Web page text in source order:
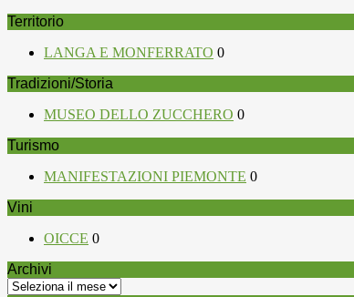
Territorio
LANGA E MONFERRATO 0
Tradizioni/Storia
MUSEO DELLO ZUCCHERO 0
Turismo
MANIFESTAZIONI PIEMONTE 0
Vini
OICCE 0
Archivi
Archivi